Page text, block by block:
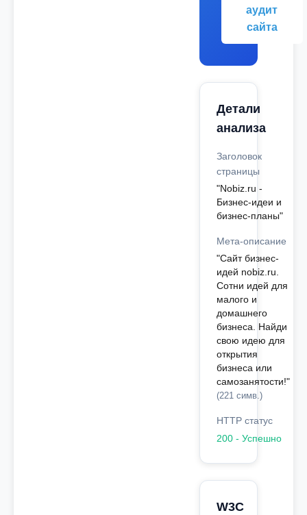
аудит
сайта
Детали
анализа
Заголовок
страницы
"Nobiz.ru -
Бизнес-идеи и
бизнес-планы"
Мета-описание
"Сайт бизнес-
идей nobiz.ru.
Сотни идей для
малого и
домашнего
бизнеса. Найди
свою идею для
открытия
бизнеса или
самозанятости!"
(221 симв.)
HTTP статус
200 - Успешно
W3C